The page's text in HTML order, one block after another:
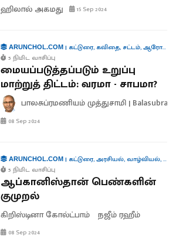
ஹிலால் அகமது 15 Sep 2024
ARUNCHOL.COM| கட்டுரை, கவிதை, சட்டம்,ஆரோக்கியம்
5 நிமிட வாசிப்பு
மையப்படுத்தப்படும் உறுப்பு
மாற்றுத் திட்டம்: வரமா - சாபமா?
பாலசுப்ரமணியம் முத்துசாமி |
08 Sep 2024
ARUNCHOL.COM| கட்டுரை,அரசியல், வாழ்வியல்,
5 நிமிட வாசிப்பு
ஆப்கானிஸ்தான் பெண்களின்
குமுறல்
கிறிஸ்டினா கோல்ட்பாம் நஜீம் ரஹீம்
08 Sep 2024